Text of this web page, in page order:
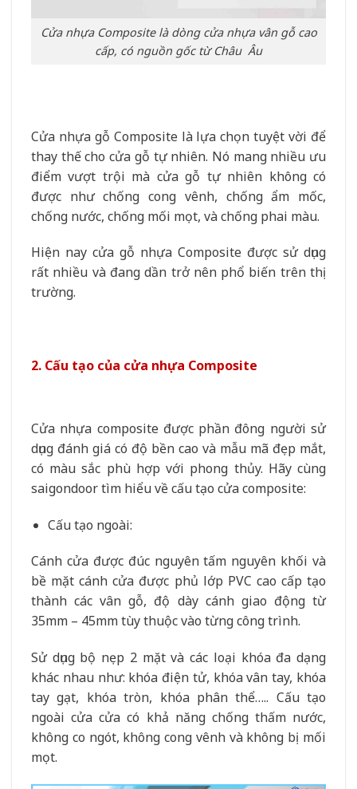
Cửa nhựa Composite là dòng cửa nhựa vân gỗ cao
cấp, có nguồn gốc từ Châu Âu
Cửa nhựa gỗ Composite là lựa chọn tuyệt vời để
thay thế cho cửa gỗ tự nhiên. Nó mang nhiều ưu
điểm vượt trội mà cửa gỗ tự nhiên không có
được như chống cong vênh, chống ẩm mốc,
chống nước, chống mối mọt, và chống phai màu.
Hiện nay cửa gỗ nhựa Composite được sử dụng
rất nhiều và đang dần trở nên phổ biến trên thị
trường.
2. Cấu tạo của cửa nhựa Composite
Cửa nhựa composite được phần đông người sử
dụng đánh giá có độ bền cao và mẫu mã đẹp mắt,
có màu sắc phù hợp với phong thủy. Hãy cùng
saigondoor tìm hiểu về cấu tạo cửa composite:
Cấu tạo ngoài:
Cánh cửa được đúc nguyên tấm nguyên khối và
bề mặt cánh cửa được phủ lớp PVC cao cấp tạo
thành các vân gỗ, độ dày cánh giao động từ
35mm – 45mm tùy thuộc vào từng công trình.
Sử dụng bộ nẹp 2 mặt và các loại khóa đa dạng
khác nhau như: khóa điện tử, khóa vân tay, khóa
tay gạt, khóa tròn, khóa phân thể….. Cấu tạo
ngoài cửa cửa có khả năng chống thấm nước,
không co ngót, không cong vênh và không bị mối
mọt.